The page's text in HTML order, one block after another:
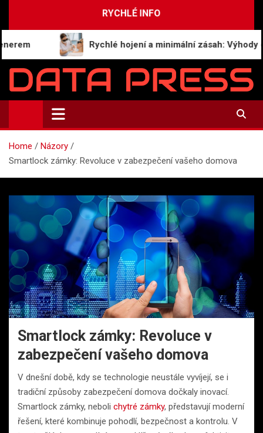
RYCHLÉ INFO
Rychlé hojení a minimální zásah: Výhody
Data-Press.cz
Ekonomické informace a přehledy zpravodajství
Home
Názory
Smartlock zámky: Revoluce v zabezpečení vašeho domova
Smartlock zámky: Revoluce v
zabezpečení vašeho domova
V dnešní době, kdy se technologie neustále vyvíjejí, se i
tradiční způsoby zabezpečení domova dočkaly inovací.
Smartlock zámky, neboli chytré zámky, představují moderní
řešení, které kombinuje pohodlí, bezpečnost a kontrolu. V